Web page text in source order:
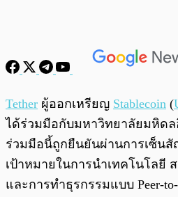
พร้อมเล่น
Tether ผู้ออกเหรียญ Stablecoin (
ได้ร่วมมือกับมหาวิทยาลัยมหิดล
ร่วมมือนี้ถูกยืนยันผ่านการเซ็น
เป้าหมายในการนำเทคโนโลยี
และการทำธุรกรรมแบบ Peer-to-